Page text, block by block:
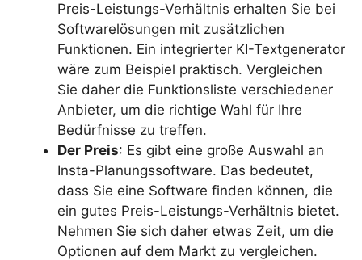
Preis-Leistungs-Verhältnis erhalten Sie bei
Softwarelösungen mit zusätzlichen
Funktionen. Ein integrierter KI-Textgenerator
wäre zum Beispiel praktisch. Vergleichen
Sie daher die Funktionsliste verschiedener
Anbieter, um die richtige Wahl für Ihre
Bedürfnisse zu treffen.
Der Preis: Es gibt eine große Auswahl an
Insta-Planungssoftware. Das bedeutet,
dass Sie eine Software finden können, die
ein gutes Preis-Leistungs-Verhältnis bietet.
Nehmen Sie sich daher etwas Zeit, um die
Optionen auf dem Markt zu vergleichen.